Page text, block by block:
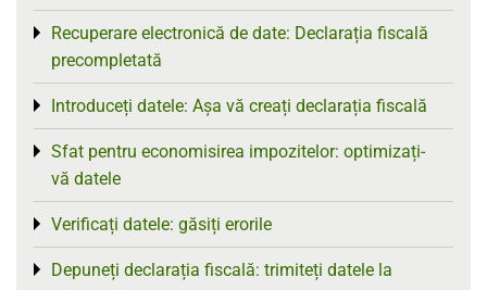
Recuperare electronică de date: Declarația fiscală
precompletată
Toggle menu
Introduceți datele: Așa vă creați declarația fiscală
Toggle menu
Sfat pentru economisirea impozitelor: optimizați-
vă datele
Toggle menu
Verificați datele: găsiți erorile
Toggle menu
Depuneți declarația fiscală: trimiteți datele la
Toggle menu